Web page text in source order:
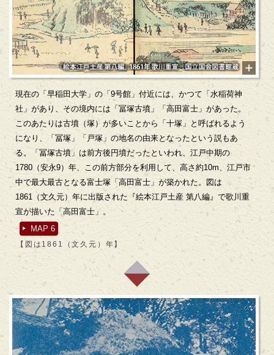
現在の「早稲田大学」の「9号館」付近には、かつて「水稲荷神
社」があり、その境内には「冨塚古墳」「高田富士」があった。
このあたりは古墳（塚）が多いことから「十塚」と呼ばれるよう
になり、「冨塚」「戸塚」の地名の由来となったという説もあ
る。「冨塚古墳」は前方後円墳だったといわれ、江戸中期の
1780（安永9）年、この前方部分を利用して、高さ約10m、江戸市
中で最大最古となる富士塚「高田富士」が築かれた。図は
1861（文久元）年に出版された『絵本江戸土産 第八編』で歌川重
宣が描いた「高田富士」。
MAP 6
【図は1861（文久元）年】